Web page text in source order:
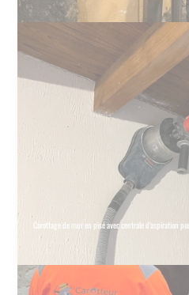
Carottage de mur en pisé avec centrale d'aspiration